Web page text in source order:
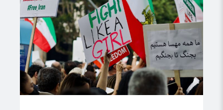
Iran-
politikk"